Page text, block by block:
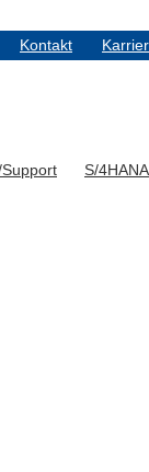
Kontakt
S/4HANA